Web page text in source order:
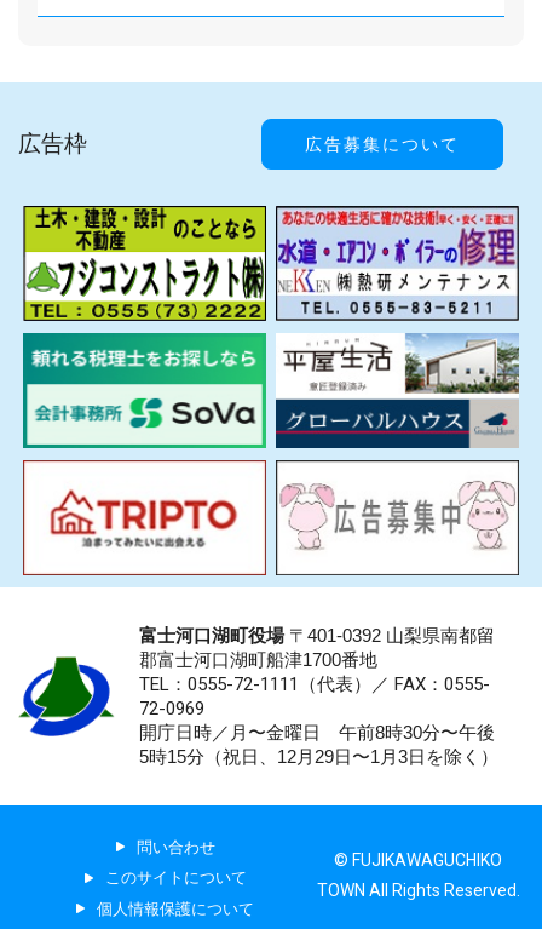
広告枠 広告募集について
富士河口湖町役場〒401-0392 山梨県南都留
郡富士河口湖町船津1700番地
TEL：0555-72-1111 （代表）／ FAX：0555-
72-0969
開庁日時／月〜金曜日 午前8時30分〜午後
5時15分（祝日、12月29日〜1月3日を除く）
問い合わせ
このサイトについて
個人情報保護について
© FUJIKAWAGUCHIKO
TOWN All Rights Reserved.